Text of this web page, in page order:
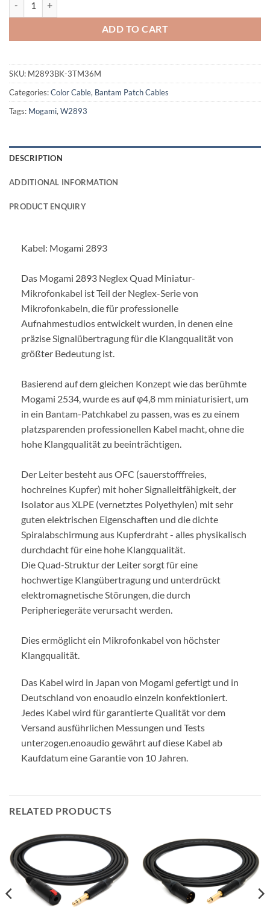
ADD TO CART
SKU: M2893BK-3TM36M
Categories:Color Cable, Bantam Patch Cables
Tags: Mogami, W2893
DESCRIPTION
ADDITIONAL INFORMATION
PRODUCT ENQUIRY
Kabel: Mogami 2893
Das Mogami 2893 Neglex Quad Miniatur-
Mikrofonkabel ist Teil der Neglex-Serie von
Mikrofonkabeln, die für professionelle
Aufnahmestudios entwickelt wurden, in denen eine
präzise Signalübertragung für die Klangqualität von
größter Bedeutung ist.
Basierend auf dem gleichen Konzept wie das berühmte
Mogami 2534, wurde es auf φ4,8 mm miniaturisiert, um
in ein Bantam-Patchkabel zu passen, was es zu einem
platzsparenden professionellen Kabel macht, ohne die
hohe Klangqualität zu beeinträchtigen.
Der Leiter besteht aus OFC (sauerstofffreies,
hochreines Kupfer) mit hoher Signalleitfähigkeit, der
Isolator aus XLPE (vernetztes Polyethylen) mit sehr
guten elektrischen Eigenschaften und die dichte
Spiralabschirmung aus Kupferdraht - alles physikalisch
durchdacht für eine hohe Klangqualität.
Die Quad-Struktur der Leiter sorgt für eine
hochwertige Klangübertragung und unterdrückt
elektromagnetische Störungen, die durch
Peripheriegeräte verursacht werden.
Dies ermöglicht ein Mikrofonkabel von höchster
Klangqualität.
Das Kabel wird in Japan von Mogami gefertigt und in
Deutschland von enoaudio einzeln konfektioniert.
Jedes Kabel wird für garantierte Qualität vor dem
Versand ausführlichen Messungen und Tests
unterzogen.enoaudio gewährt auf diese Kabel ab
Kaufdatum eine Garantie von 10 Jahren.
RELATED PRODUCTS